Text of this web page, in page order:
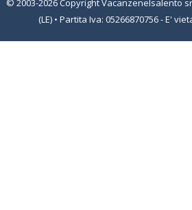
(LE) • Partita Iva: 05266870756 - E'